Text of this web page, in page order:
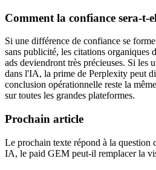
Comment la confiance sera-t-
Si une différence de confiance se
sans publicité, les citations organiques
ads deviendront très précieuses. Si les
dans l'IA, la prime de Perplexity peut
conclusion opérationnelle reste la
sur toutes les grandes plateformes.
Prochain article
Le prochain texte répond à la question
IA, le paid GEM peut-il remplacer la